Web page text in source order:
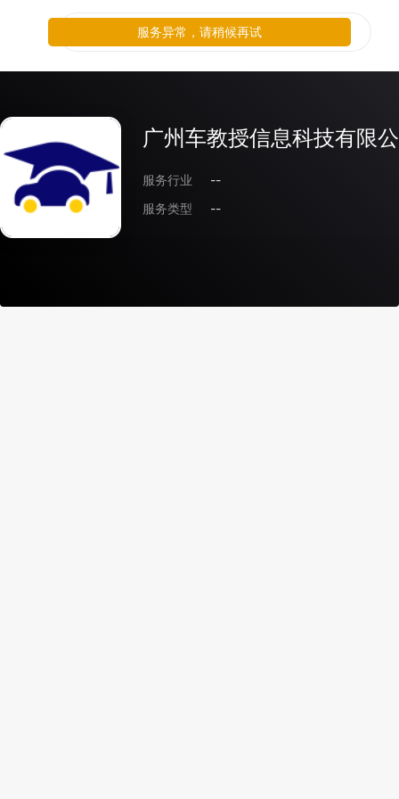
广州车教授信息科技有限
服务行业
--
服务类型
--
服务异常，请稍候再试